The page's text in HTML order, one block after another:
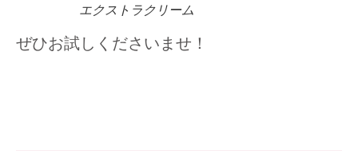
エクストラクリーム
ぜひお試しくださいませ！